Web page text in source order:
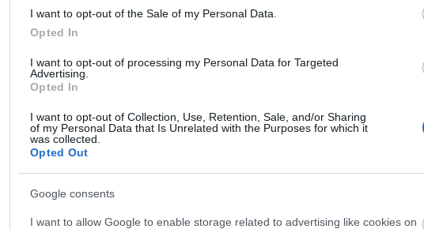
I want to opt-out of the Sale of my Personal Data.
Opted In
I want to opt-out of processing my Personal Data for Targeted
Advertising.
Opted In
I want to opt-out of Collection, Use, Retention, Sale, and/or Sharing
of my Personal Data that Is Unrelated with the Purposes for which it
was collected.
Opted Out
Google consents
I want to allow Google to enable storage related to advertising like cookies on